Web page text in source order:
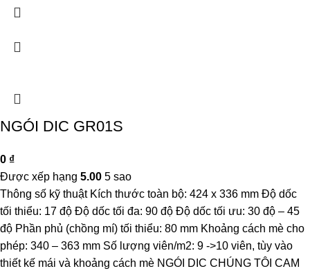
NGÓI DIC GR01S
0 ₫
Được xếp hạng 5.00 5 sao
Thông số kỹ thuật Kích thước toàn bộ: 424 x 336 mm Độ dốc
tối thiểu: 17 độ Độ dốc tối đa: 90 độ Độ dốc tối ưu: 30 độ – 45
độ Phần phủ (chồng mí) tối thiểu: 80 mm Khoảng cách mè cho
phép: 340 – 363 mm Số lượng viên/m2: 9 ->10 viên, tùy vào
thiết kế mái và khoảng cách mè NGÓI DIC CHÚNG TÔI CAM